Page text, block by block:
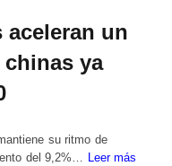
aceleran un
chinas ya
su ritmo de
del 9,2%… Leer más